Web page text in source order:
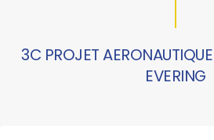
3C PROJET
EVERING